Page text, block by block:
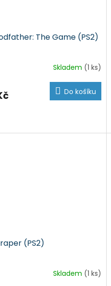
The Game (PS2)
Skladem (1 ks)
Do košíku
(PS2)
Skladem (1 ks)